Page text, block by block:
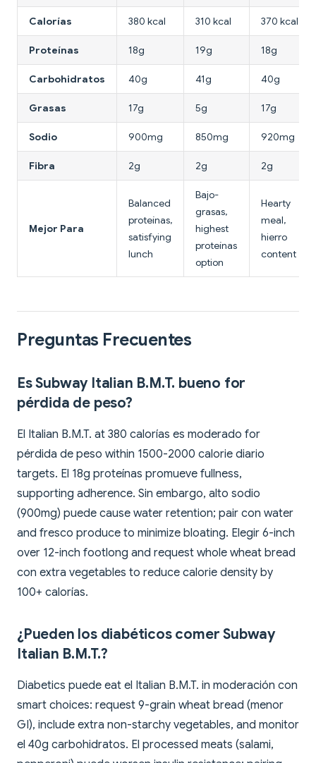
Calorías 380 kcal 310 kcal 370 kcal
Proteínas 18g 19g 18g
Carbohidratos 40g 41g 40g
Grasas 17g 5g 17g
Sodio 900mg 850mg 920mg
Fibra 2g 2g 2g
Mejor Para
Balanced
proteínas,
satisfying
lunch
Bajo-
grasas,
highest
proteínas
option
Hearty
meal,
hierro
content
Preguntas Frecuentes
Es Subway Italian B.M.T. bueno for
pérdida de peso?
El Italian B.M.T. at 380 calorías es moderado for
pérdida de peso within 1500-2000 calorie diario
targets. El 18g proteínas promueve fullness,
supporting adherence. Sin embargo, alto sodio
(900mg) puede cause water retention; pair con water
and fresco produce to minimize bloating. Elegir 6-inch
over 12-inch footlong and request whole wheat bread
con extra vegetables to reduce calorie density by
100+ calorías.
¿Pueden los diabéticos comer Subway
Italian B.M.T.?
Diabetics puede eat el Italian B.M.T. in moderación con
smart choices: request 9-grain wheat bread (menor
GI), include extra non-starchy vegetables, and monitor
el 40g carbohidratos. El processed meats (salami,